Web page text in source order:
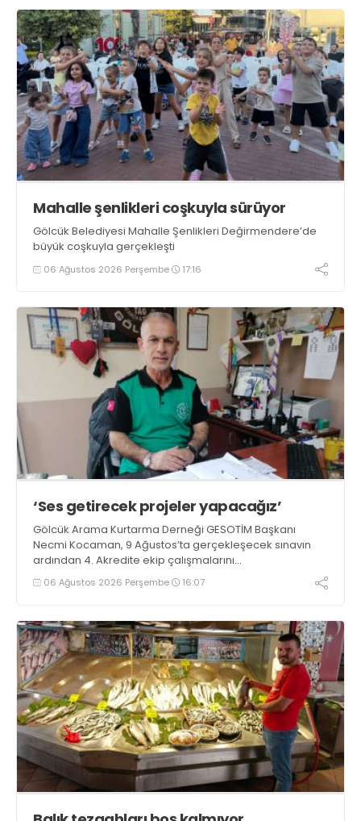
Mahalle şenlikleri coşkuyla sürüyor
Gölcük Belediyesi Mahalle Şenlikleri Değirmendere’de
büyük coşkuyla gerçekleşti
06 Ağustos 2026 Perşembe 17:16
‘Ses getirecek projeler yapacağız’
Gölcük Arama Kurtarma Derneği GESOTİM Başkanı
Necmi Kocaman, 9 Ağustos’ta gerçekleşecek sınavın
ardından 4. Akredite ekip çalışmalarını
tamamlayacaklarını ifade ederek açıklamalarda
bulundu. Kocaman, “Gölcük’te ve Kocaeli genelinde ses
06 Ağustos 2026 Perşembe 16:07